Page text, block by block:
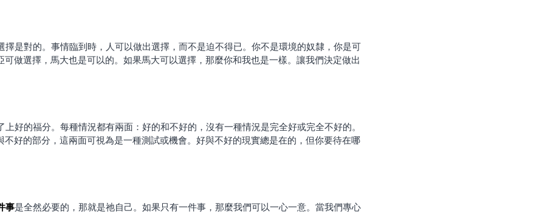
可做選擇，馬大也是可以的。如果馬大可以選擇，那麼你和我也是一樣。讓我們決定做出
不好的部分，這兩面可視為是一種測試或機會。好與不好的現實總是在的，但你要待在哪
事是全然必要的，那就是祂自己。如果只有一件事，那麼我們可以一心一意。當我們專心